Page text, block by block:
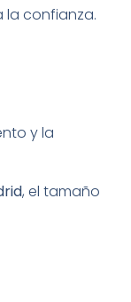
la confianza.
y la
, el tamaño